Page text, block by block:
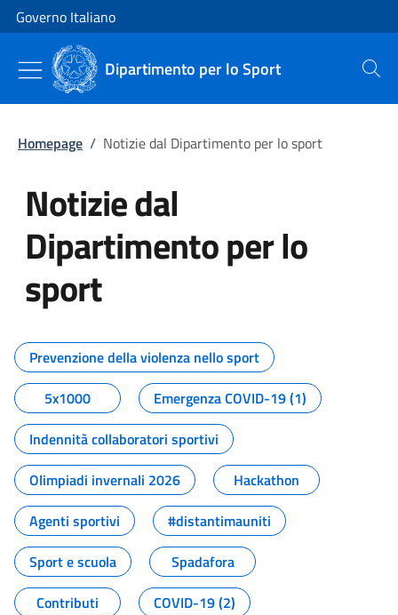
Vai al contenuto
Vai alla navigazione del sito
Governo Italiano
Dipartimento per lo Sport Cerca
Homepage / Notizie dal Dipartimento per lo sport
Notizie dal
Dipartimento per lo
sport
Tutti i contenuti della pagina
Prevenzione della violenza nello sport
5x1000
Emergenza COVID-19 (1)
Indennità collaboratori sportivi
Olimpiadi invernali 2026
Hackathon
Agenti sportivi
#distantimauniti
Sport e scuola
Spadafora
Contributi
COVID-19 (2)